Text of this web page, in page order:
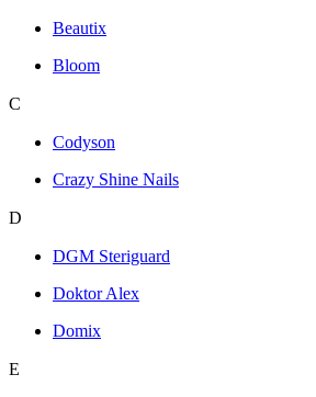
Beautix
Bloom
C
Codyson
Crazy Shine Nails
D
DGM Steriguard
Doktor Alex
Domix
E